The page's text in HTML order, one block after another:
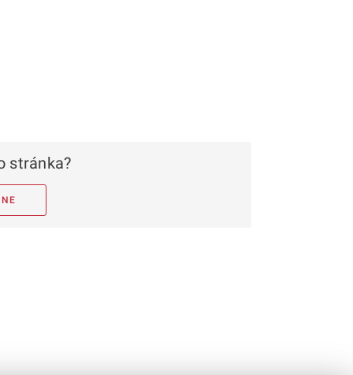
stránka?
NE